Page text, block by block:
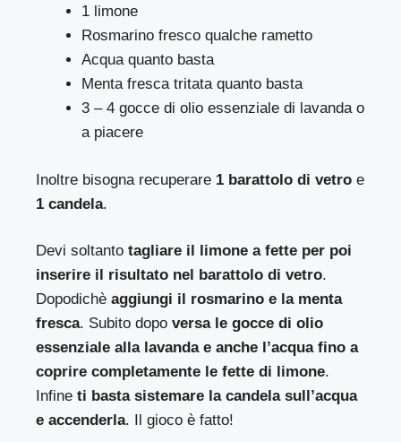
1 limone
Rosmarino fresco qualche rametto
Acqua quanto basta
Menta fresca tritata quanto basta
3 – 4 gocce di olio essenziale di lavanda o
a piacere
Inoltre bisogna recuperare 1 barattolo di vetro e
1 candela.
Devi soltantotagliare il limone a fette per poi
inserire il risultato nel barattolo di vetro.
Dopodichèaggiungi il rosmarino e la menta
fresca. Subito dopoversa le gocce di olio
essenziale alla lavanda e anche l’acqua fino a
coprire completamente le fette di limone.
Infine ti basta sistemare la candela sull’acqua
e accenderla. Il gioco è fatto!